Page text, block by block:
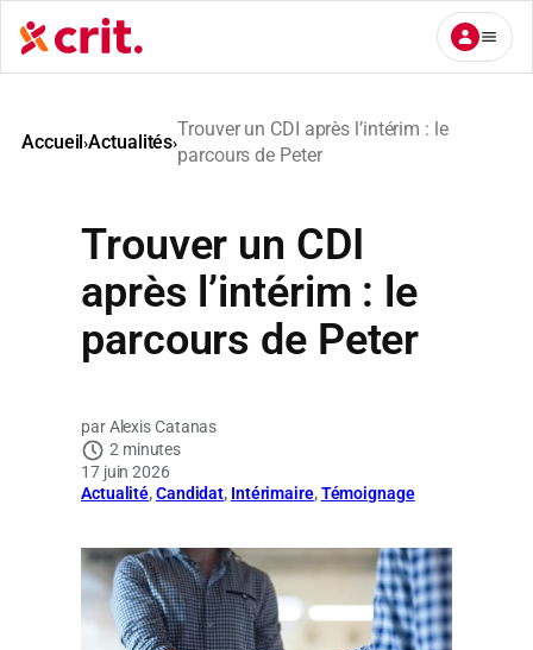
Aller
au
contenu
Accueil›Actualités›
Trouver un CDI après l’intérim : le
parcours de Peter
Trouver un CDI
après l’intérim : le
parcours de Peter
Alexis Catanas
2 minutes
17 juin 2026
Actualité, Candidat, Intérimaire, Témoignage